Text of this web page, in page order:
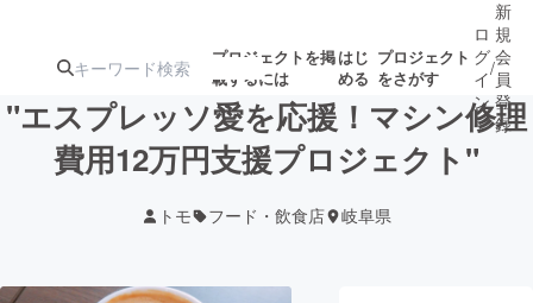
プロジェクトを掲
載するには
はじ
める
プロジェクト
をさがす
ターン
ジェクト
募集終了が近いプ
ロジェクト
ロ
グ
イ
ン
/
新
規
会
員
登
録
"エスプレッソ愛を応援！マシン修理
費用12万円支援プロジェクト"
トモ フード・飲食店 岐阜県